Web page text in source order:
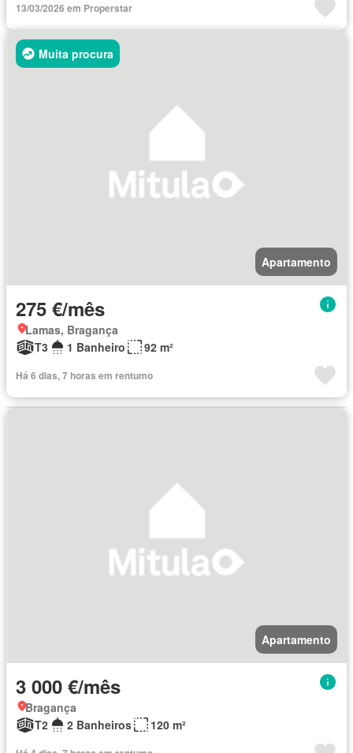
13/03/2026 em Properstar
Muita procura
Apartamento
275 €/mês
Lamas, Bragança
T3
1 Banheiro 92 m²
Há 6 dias, 7 horas em rentumo
Apartamento
3 000 €/mês
Bragança
T2
2 Banheiros 120 m²